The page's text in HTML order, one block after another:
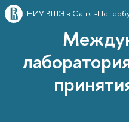
НИУ ВШЭ в Санкт-